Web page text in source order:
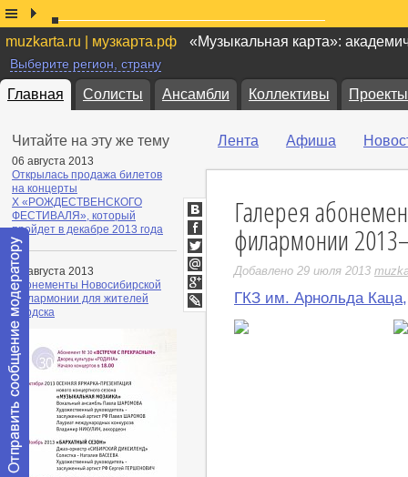
muzkarta.ru | музкарта.рф «Музыкальная карта»:
Выберите регион, страну
Главная Солисты Ансамбли Коллективы Проекты
Читайте на эту же тему
06 августа 2013
Открылась продажа билетов
на концерты
X «РОЖДЕСТВЕНСКОГО
ФЕСТИВАЛЯ», который
пройдет в декабре 2013 года
02 августа 2013
Абонементы Новосибирской
филармонии для жителей
Бердска
Лента Афиша
Галерея
филармонии
Добавлено 29 июля 2013
ГКЗ им. Арнольда Каца
ВКонтакте
Facebook
Twitter
Мой
Мир
Google+
LiveJournal